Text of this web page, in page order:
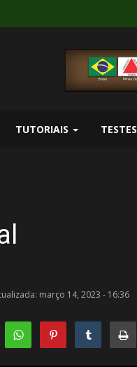
TUTORIAIS TESTES
março 14, 2023 - 16:36